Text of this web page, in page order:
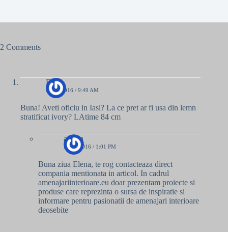
2 Comments
Elena
20/04/2016 / 9:49 AM
Buna! Aveti oficiu in Iasi? La ce pret ar fi usa din lemn
stratificat ivory? LAtime 84 cm
admin
20/04/2016 / 1:01 PM
Buna ziua Elena, te rog contacteaza direct
compania mentionata in articol. In cadrul
amenajariinterioare.eu doar prezentam proiecte si
produse care reprezinta o sursa de inspiratie si
informare pentru pasionatii de amenajari interioare
deosebite